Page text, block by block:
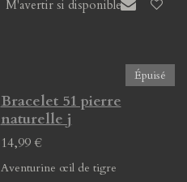
M'avertir si disponible
Épuisé
Bracelet 51 pierre
naturelle j
14,99 €
Aventurine œil de tigre